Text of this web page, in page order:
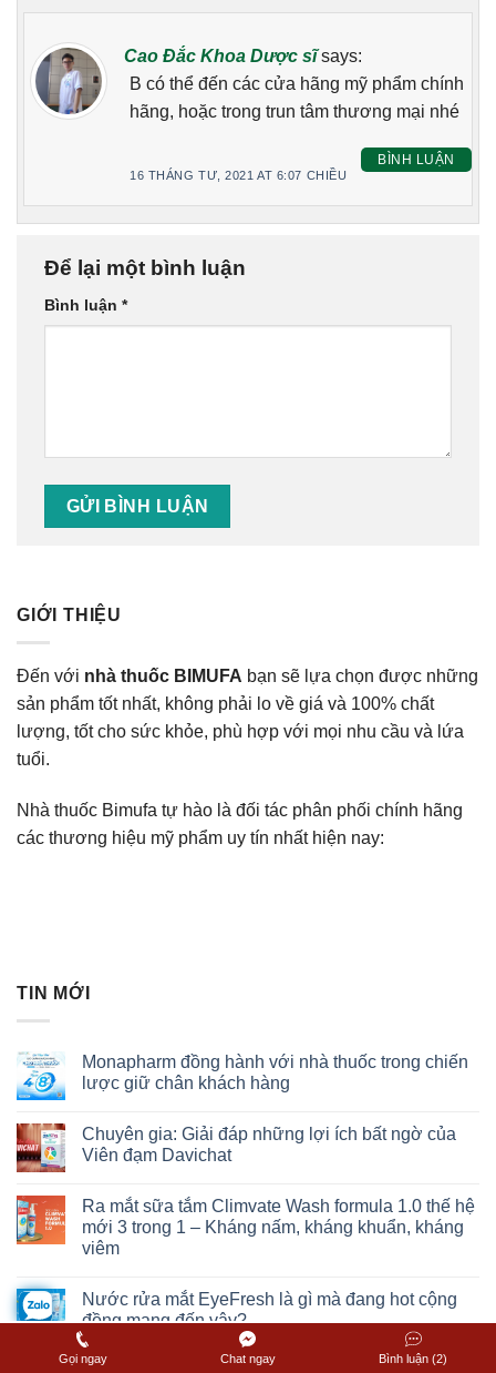
Cao Đắc Khoa Dược sĩ says:
B có thể đến các cửa hãng mỹ phẩm chính
hãng, hoặc trong trun tâm thương mại nhé
16 THÁNG TƯ, 2021 AT 6:07 CHIỀU
BÌNH LUẬN
Để lại một bình luận
Bình luận *
GIỚI THIỆU
Đến với nhà thuốc BIMUFA bạn sẽ lựa chọn được những
sản phẩm tốt nhất, không phải lo về giá và 100% chất
lượng, tốt cho sức khỏe, phù hợp với mọi nhu cầu và lứa
tuổi.
Nhà thuốc Bimufa tự hào là đối tác phân phối chính hãng
các thương hiệu mỹ phẩm uy tín nhất hiện nay:
TIN MỚI
Monapharm đồng hành với nhà thuốc trong chiến
lược giữ chân khách hàng
Chuyên gia: Giải đáp những lợi ích bất ngờ của
Viên đạm Davichat
Ra mắt sữa tắm Climvate Wash formula 1.0 thế hệ
mới 3 trong 1 – Kháng nấm, kháng khuẩn, kháng
viêm
Nước rửa mắt EyeFresh là gì mà đang hot cộng
đồng mạng đến vậy?
Gọi ngay Chat ngay Bình luận (2)